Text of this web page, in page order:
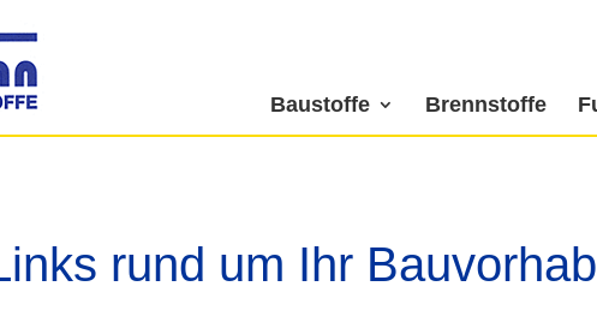
Baustoffe Brennstoffe
rund um Ihr